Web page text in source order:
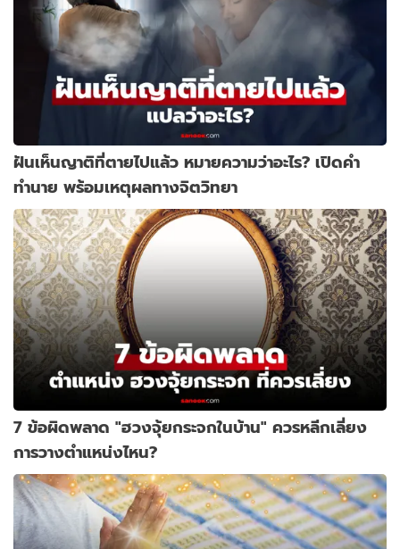
ฝันเห็นญาติที่ตายไปแล้ว หมายความว่าอะไร? เปิดคำ
ทำนาย พร้อมเหตุผลทางจิตวิทยา
7 ข้อผิดพลาด "ฮวงจุ้ยกระจกในบ้าน" ควรหลีกเลี่ยง
การวางตำแหน่งไหน?